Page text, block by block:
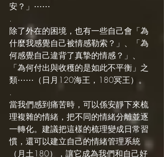
安？」⋯⋯
.
除了外在的困境，也有一些自己會「為
什麼我感覺自己被情感勒索？」、「為
何感覺自己違背了真摯的情感？」、
「為何付出與收穫的是如此不平衡」之
類⋯⋯（日月120海王，180冥王）。
.
當我們感到痛苦時，可以係安靜下來梳
理複雜的情緒，把不同的情緒分離並逐
一轉化。建議把這樣的梳理變成日常習
慣，還可以建立自己的情緒管理系統
（月土180），讓它成為我們和自己好